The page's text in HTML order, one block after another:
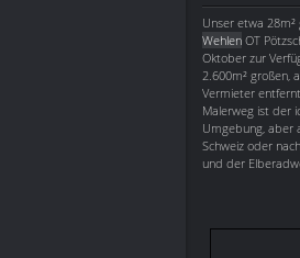
Unser etwa
Wehlen OT
Oktober zur
2.600m² großen,
Vermieter
Malerweg ist der
Umgebung, aber
Schweiz oder
und der